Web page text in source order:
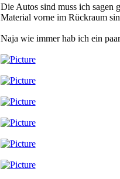
Die Autos sind muss ich sagen
Material vorne im Rückraum
Naja wie immer hab ich ein